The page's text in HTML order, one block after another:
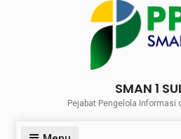
Suliki Tembus PTN
Sosialisasi Narkoba
Kasat Reserve
SMAN 1
Pejabat Pengelola Informasi